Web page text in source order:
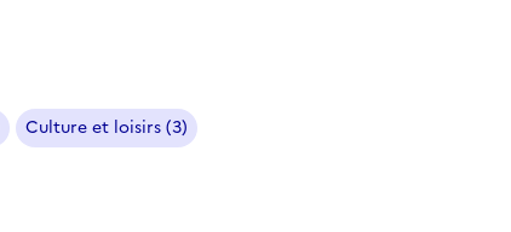
Culture et loisirs (3)